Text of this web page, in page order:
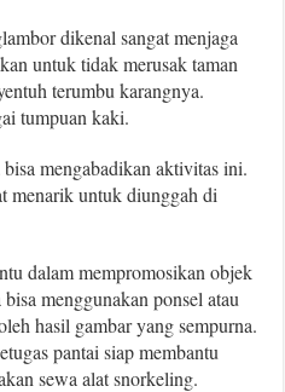
dikenal sangat menjaga
untuk tidak merusak taman
terumbu karangnya.
tumpuan kaki.
mengabadikan aktivitas ini.
menarik untuk diunggah di
dalam mempromosikan objek
menggunakan ponsel atau
hasil gambar yang sempurna.
pantai siap membantu
sewa alat snorkeling.